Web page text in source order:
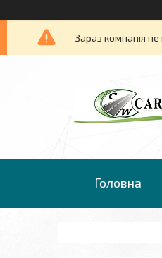
Зараз компанія
Головна